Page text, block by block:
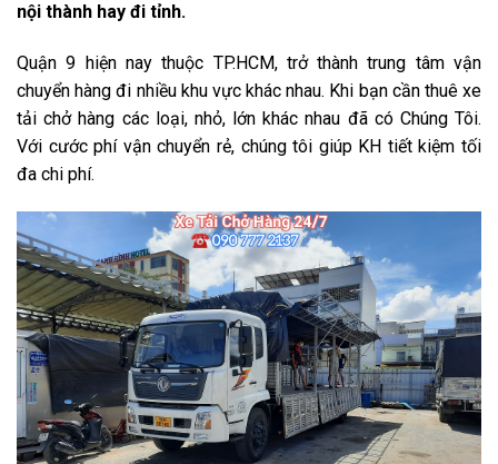
nội thành hay đi tỉnh.
Quận 9 hiện nay thuộc TP.HCM, trở thành trung tâm vận
chuyển hàng đi nhiều khu vực khác nhau. Khi bạn cần thuê xe
tải chở hàng các loại, nhỏ, lớn khác nhau đã có Chúng Tôi.
Với cước phí vận chuyển rẻ, chúng tôi giúp KH tiết kiệm tối
đa chi phí.